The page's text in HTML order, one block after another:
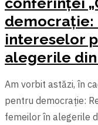
democrație:
intereselor
alegerile din
Am vorbit astăzi, în
pentru democrație:
femeilor în alegerile